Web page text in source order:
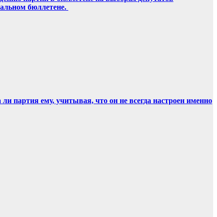
бюллетене.
партия ему, учитывая, что он не всегда настроен именно